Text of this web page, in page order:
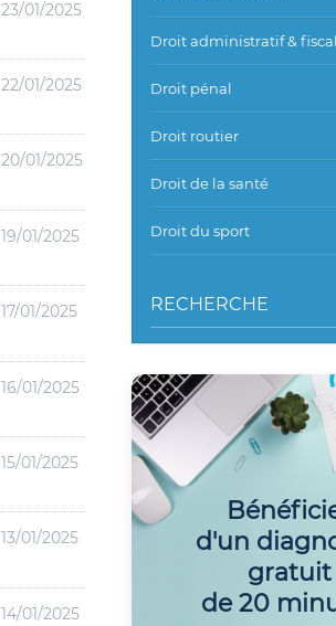
23/01/2025
22/01/2025
20/01/2025
19/01/2025
17/01/2025
16/01/2025
15/01/2025
13/01/2025
14/01/2025
Droit administratif & fiscal
Droit pénal
Droit routier
Droit de la santé
Droit du sport
d'un
gratuit
de 20